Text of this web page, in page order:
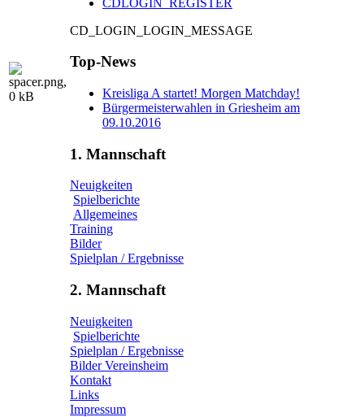
CD_LOGIN_LOGIN_MESSAGE
Top-News
Kreisliga A startet! Morgen Matchday!
Bürgermeisterwahlen in Griesheim am
09.10.2016
1. Mannschaft
Neuigkeiten
Spielberichte
Allgemeines
Training
Bilder
Spielplan / Ergebnisse
2. Mannschaft
Neuigkeiten
Spielberichte
Spielplan / Ergebnisse
Bilder Vereinsheim
Kontakt
Links
Impressum